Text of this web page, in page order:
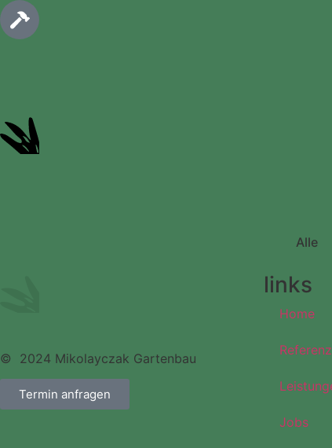
Alle
© 2024 Mikolayczak Gartenbau
Termin anfragen
links
Home
Jobs